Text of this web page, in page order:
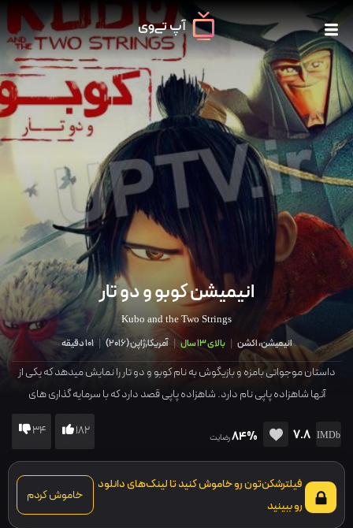
انیمیشن کوبو و دو تار
Kubo and the Two Strings
انیمیشن، اکشن | بالای 13 سال | آمریکا,ژاپن(
2016
)
| 101 دقیقه
داستان موجواتی بامزه و بازیگوش به نام کوبو و دو تار را نمایش میدهد که یکی از
آنها شاهزاده پاپی نام دارد. شاهزاده پاپی قصد دارد که با سرمایه گذاری های
گسترده اش به مردم جهان ثابت کند که کوبو و دو تار از قدرت و نفوذ بالایی برخوردار
7.8
84%رضایت 182
34
فیلترشکن‌تون رو خاموش کنید تا لینک‌های دانلود
رو ببینید
خاموش کردم